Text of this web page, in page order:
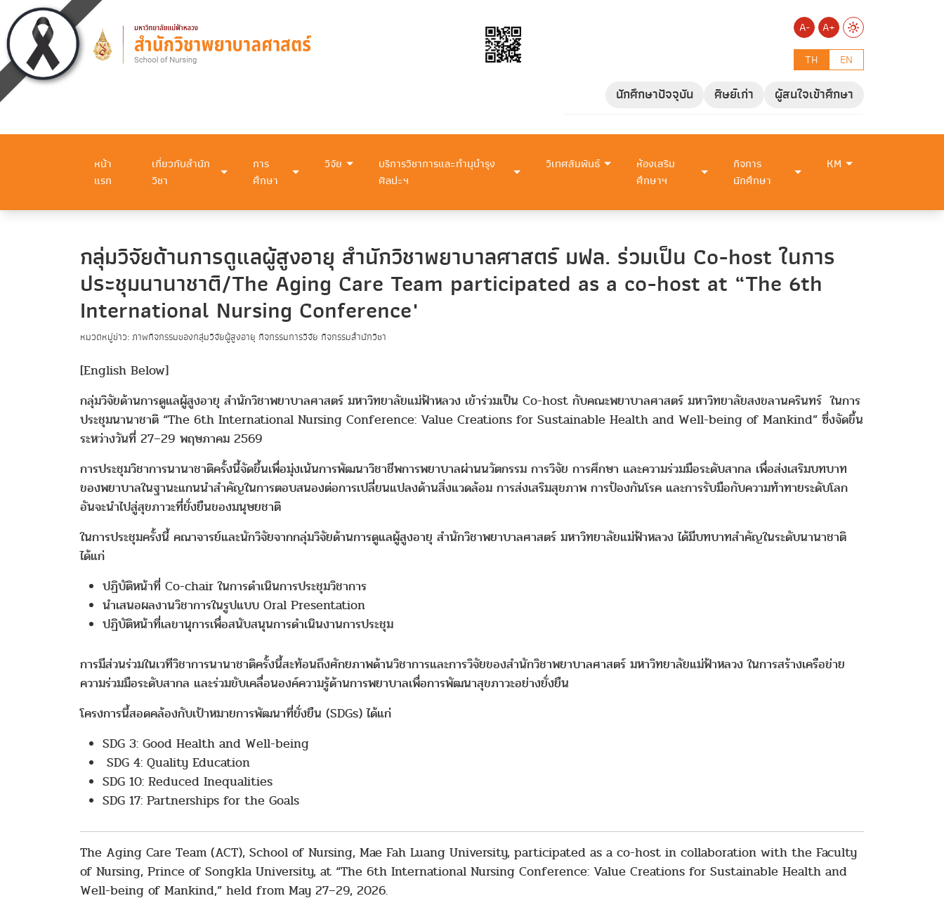
A-
A+
TH
EN
นักศึกษาปัจจุบัน ศิษย์เก่า ผู้สนใจเข้าศึกษา
หน้า
แรก
เกี่ยวกับสำนัก
วิชา
การ
ศึกษา
วิจัย
บริการวิชาการและทำนุบำรุง
ศิลปะฯ
วิเทศสัมพันธ์
ห้องเสริม
ศึกษาฯ
กิจการ
นักศึกษา
KM
กลุ่มวิจัยด้านการดูแลผู้สูงอายุ สำนักวิชาพยาบาลศาสตร์ มฟล. ร่วมเป็น Co-host ในการ
ประชุมนานาชาติ/The Aging Care Team participated as a co-host at “The 6th
International Nursing Conference"
หมวดหมู่ข่าว: ภาพกิจกรรมของกลุ่มวิจัยผู้สูงอายุ กิจกรรมการวิจัย กิจกรรมสำนักวิชา
[English Below]
กลุ่มวิจัยด้านการดูแลผู้สูงอายุ สำนักวิชาพยาบาลศาสตร์ มหาวิทยาลัยแม่ฟ้าหลวง เข้าร่วมเป็น Co-host กับคณะพยาบาลศาสตร์ มหาวิทยาลัยสงขลานครินทร์ ในการ
ประชุมนานาชาติ “The 6th International Nursing Conference: Value Creations for Sustainable Health and Well-being of Mankind” ซึ่งจัดขึ้น
ระหว่างวันที่ 27–29 พฤษภาคม 2569
การประชุมวิชาการนานาชาติครั้งนี้จัดขึ้นเพื่อมุ่งเน้นการพัฒนาวิชาชีพการพยาบาลผ่านนวัตกรรม การวิจัย การศึกษา และความร่วมมือระดับสากล เพื่อส่งเสริมบทบาท
ของพยาบาลในฐานะแกนนำสำคัญในการตอบสนองต่อการเปลี่ยนแปลงด้านสิ่งแวดล้อม การส่งเสริมสุขภาพ การป้องกันโรค และการรับมือกับความท้าทายระดับโลก
อันจะนำไปสู่สุขภาวะที่ยั่งยืนของมนุษยชาติ
ในการประชุมครั้งนี้ คณาจารย์และนักวิจัยจากกลุ่มวิจัยด้านการดูแลผู้สูงอายุ สำนักวิชาพยาบาลศาสตร์ มหาวิทยาลัยแม่ฟ้าหลวง ได้มีบทบาทสำคัญในระดับนานาชาติ
ได้แก่
ปฏิบัติหน้าที่ Co-chair ในการดำเนินการประชุมวิชาการ
นำเสนอผลงานวิชาการในรูปแบบ Oral Presentation
ปฏิบัติหน้าที่เลขานุการเพื่อสนับสนุนการดำเนินงานการประชุม
การมีส่วนร่วมในเวทีวิชาการนานาชาติครั้งนี้สะท้อนถึงศักยภาพด้านวิชาการและการวิจัยของสำนักวิชาพยาบาลศาสตร์ มหาวิทยาลัยแม่ฟ้าหลวง ในการสร้างเครือข่าย
ความร่วมมือระดับสากล และร่วมขับเคลื่อนองค์ความรู้ด้านการพยาบาลเพื่อการพัฒนาสุขภาวะอย่างยั่งยืน
โครงการนี้สอดคล้องกับเป้าหมายการพัฒนาที่ยั่งยืน (SDGs) ได้แก่
SDG 3: Good Health and Well-being
SDG 4: Quality Education
SDG 10: Reduced Inequalities
SDG 17: Partnerships for the Goals
The Aging Care Team (ACT), School of Nursing, Mae Fah Luang University, participated as a co-host in collaboration with the Faculty
of Nursing, Prince of Songkla University, at “The 6th International Nursing Conference: Value Creations for Sustainable Health and
Well-being of Mankind,” held from May 27–29, 2026.